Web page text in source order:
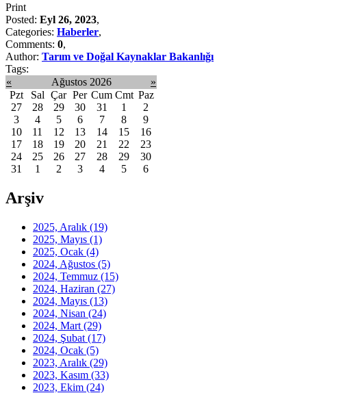
Print
Posted: Eyl 26, 2023,
Categories: Haberler,
Comments: 0,
Author: Tarım ve Doğal Kaynaklar Bakanlığı
Tags:
«
Ağustos 2026
»
Pzt
Sal Çar Per Cum Cmt Paz
27
28 29 30 31 1
2
3
4 5 6 7 8
9
10
11 12 13 14 15
16
17
18 19 20 21 22
23
24
25 26 27 28 29
30
31
1 2 3 4 5 6
Arşiv
2025, Aralık (19)
2025, Mayıs (1)
2025, Ocak (4)
2024, Ağustos (5)
2024, Temmuz (15)
2024, Haziran (27)
2024, Mayıs (13)
2024, Nisan (24)
2024, Mart (29)
2024, Şubat (17)
2024, Ocak (5)
2023, Aralık (29)
2023, Kasım (33)
2023, Ekim (24)